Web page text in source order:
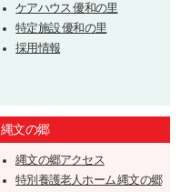
ケアハウス 優和の里
特定施設 優和の里
採用情報
縄文の郷
縄文の郷アクセス
特別養護老人ホーム 縄文の郷